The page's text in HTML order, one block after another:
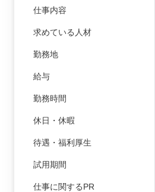
仕事内容
求めている人材
勤務地
給与
勤務時間
休日・休暇
待遇・福利厚生
試用期間
仕事に関するPR